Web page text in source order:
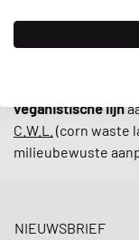
Met retro-
laaggesneden
van Veja
veganistische lijn
C.W.L.
(corn waste
milieubewuste
NIEUWSBRIEF